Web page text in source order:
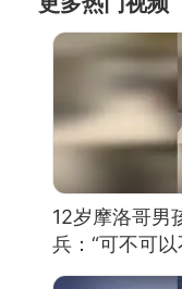
12岁摩洛哥男
兵：“可不可